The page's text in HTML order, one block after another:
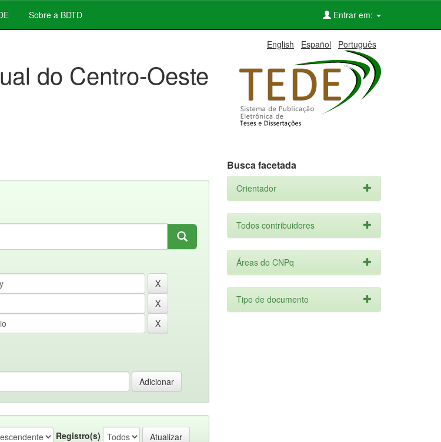
Sobre a BDTD Entrar em:
English Español Português
do Centro-Oeste
Registro(s)
Busca facetada
Orientador
Todos contribuidores
Áreas do CNPq
Tipo de documento